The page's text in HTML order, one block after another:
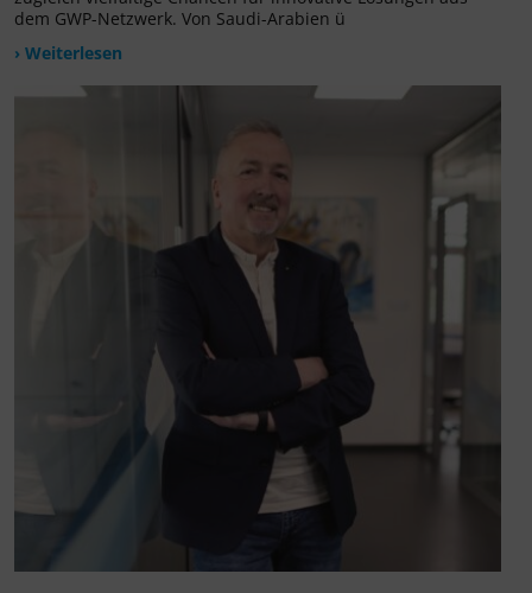
dem GWP-Netzwerk. Von Saudi-Arabien ü
› Weiterlesen